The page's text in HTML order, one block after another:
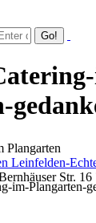
im-Plangarten-
Str.